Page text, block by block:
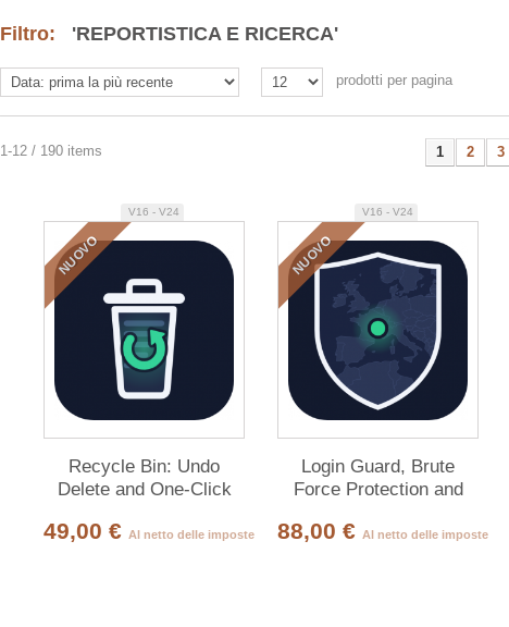
Filtro: 'REPORTISTICA E RICERCA'
prodotti per pagina
1 2 3
1-12 / 190 items
NUOVO
V16 - V24
Recycle Bin: Undo
Delete and One-Click
49,00 € Al netto delle imposte
NUOVO
V16 - V24
Login Guard, Brute
Force Protection and
88,00 € Al netto delle imposte